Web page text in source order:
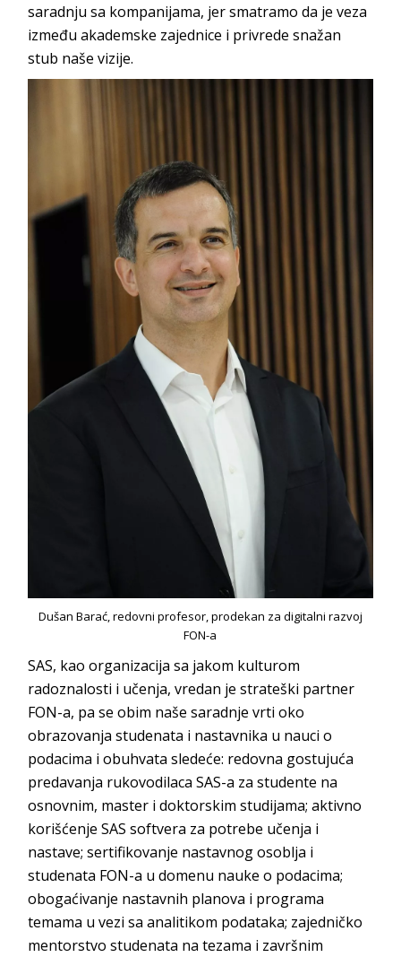
saradnju sa kompanijama, jer smatramo da je veza
između akademske zajednice i privrede snažan
stub naše vizije.
Dušan Barać, redovni profesor, prodekan za digitalni razvoj
FON-a
SAS, kao organizacija sa jakom kulturom
radoznalosti i učenja, vredan je strateški partner
FON-a, pa se obim naše saradnje vrti oko
obrazovanja studenata i nastavnika u nauci o
podacima i obuhvata sledeće: redovna gostujuća
predavanja rukovodilaca SAS-a za studente na
osnovnim, master i doktorskim studijama; aktivno
korišćenje SAS softvera za potrebe učenja i
nastave; sertifikovanje nastavnog osoblja i
studenata FON-a u domenu nauke o podacima;
obogaćivanje nastavnih planova i programa
temama u vezi sa analitikom podataka; zajedničko
mentorstvo studenata na tezama i završnim